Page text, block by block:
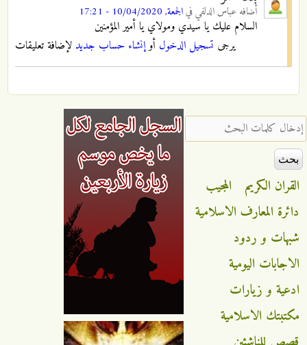
أضافه عباس الدلفيفيالجمعة, 10/04/2020 - 17:21
السلام عليك يا سيدي ومولاي يا أمير المؤمنين
يرجى تسجيل الدخول أوإنشاء حساب جديد لإضافة تعليقات
‏إدخال كلمات البحث ‏
القران الكريم
المجيب
دائرة المعارف الاسلامية
شبهات و ردود
الاجابات اليومية
ادعية و زيارات
مكتبتك الاسلامية